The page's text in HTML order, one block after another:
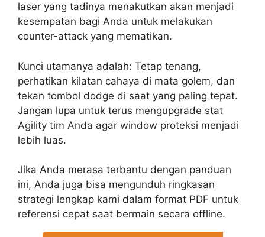
laser yang tadinya menakutkan akan menjadi
kesempatan bagi Anda untuk melakukan
counter-attack yang mematikan.
Kunci utamanya adalah: Tetap tenang,
perhatikan kilatan cahaya di mata golem, dan
tekan tombol dodge di saat yang paling tepat.
Jangan lupa untuk terus mengupgrade stat
Agility tim Anda agar window proteksi menjadi
lebih luas.
Jika Anda merasa terbantu dengan panduan
ini, Anda juga bisa mengunduh ringkasan
strategi lengkap kami dalam format PDF untuk
referensi cepat saat bermain secara offline.